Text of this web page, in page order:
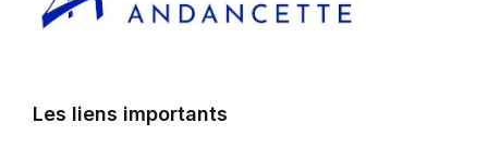
Les liens importants